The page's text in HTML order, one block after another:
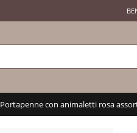
Portapenne con animaletti rosa